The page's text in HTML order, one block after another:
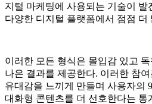
지털 마케팅에 사용되는 기술이 발
다양한 디지털 플랫폼에서 점점 더
이러한 모든 형식은 몰입감 있고
나은 결과를 제공한다. 이러한 참
유대감을 느끼게 만들며 사용자의
대화형 콘텐츠를 더 선호한다는 통